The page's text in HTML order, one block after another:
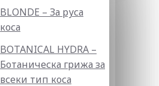
BLONDE – За руса
коса
BOTANICAL HYDRA –
Ботаническа грижа за
всеки тип коса